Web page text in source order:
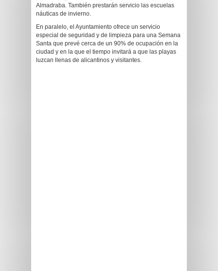
Almadraba. También prestarán servicio las escuelas
náuticas de invierno.
En paralelo, el Ayuntamiento ofrece un servicio
especial de seguridad y de limpieza para una Semana
Santa que prevé cerca de un 90% de ocupación en la
ciudad y en la que el tiempo invitará a que las playas
luzcan llenas de alicantinos y visitantes.